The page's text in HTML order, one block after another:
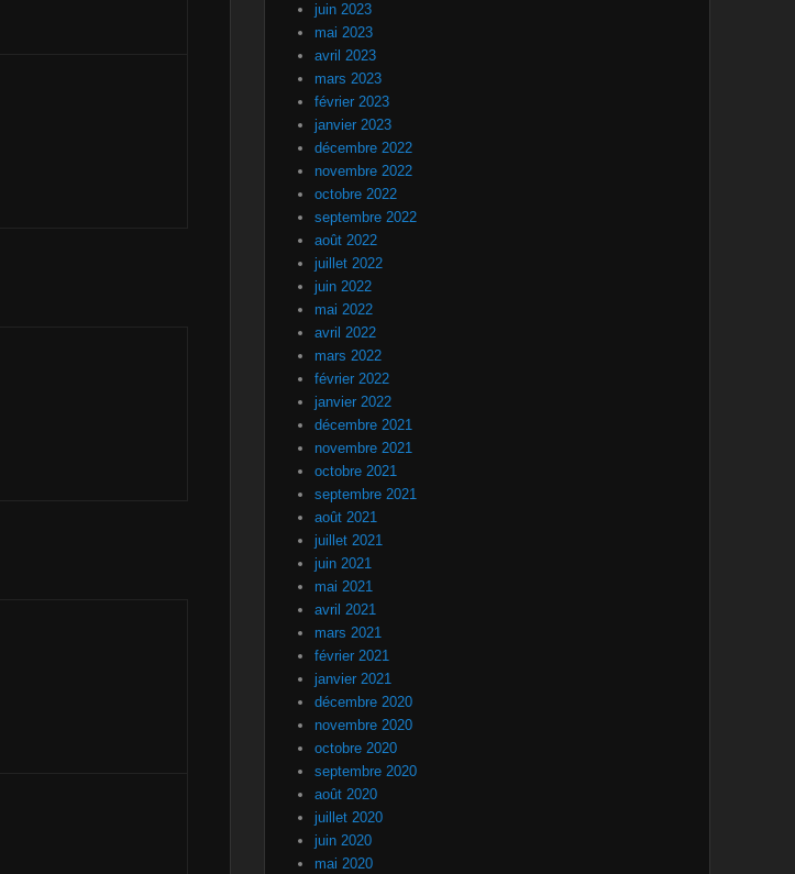
juin 2023
mai 2023
avril 2023
mars 2023
février 2023
janvier 2023
décembre 2022
novembre 2022
octobre 2022
septembre 2022
août 2022
juillet 2022
juin 2022
mai 2022
avril 2022
mars 2022
février 2022
janvier 2022
décembre 2021
novembre 2021
octobre 2021
septembre 2021
août 2021
juillet 2021
juin 2021
mai 2021
avril 2021
mars 2021
février 2021
janvier 2021
décembre 2020
novembre 2020
octobre 2020
septembre 2020
août 2020
juillet 2020
juin 2020
mai 2020